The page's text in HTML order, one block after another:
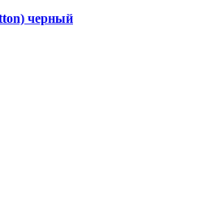
черный